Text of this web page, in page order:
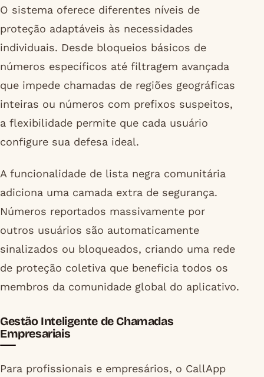
O sistema oferece diferentes níveis de
proteção adaptáveis às necessidades
individuais. Desde bloqueios básicos de
números específicos até filtragem avançada
que impede chamadas de regiões geográficas
inteiras ou números com prefixos suspeitos,
a flexibilidade permite que cada usuário
configure sua defesa ideal.
A funcionalidade de lista negra comunitária
adiciona uma camada extra de segurança.
Números reportados massivamente por
outros usuários são automaticamente
sinalizados ou bloqueados, criando uma rede
de proteção coletiva que beneficia todos os
membros da comunidade global do aplicativo.
Gestão Inteligente de Chamadas
Empresariais
Para profissionais e empresários, o CallApp